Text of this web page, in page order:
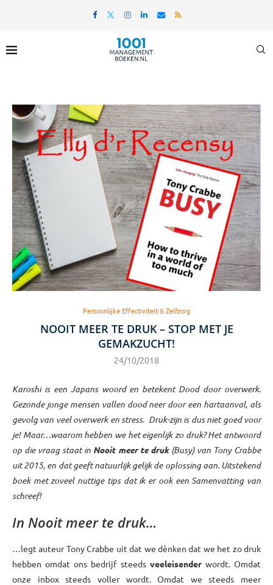
Persoonlijke Effectiviteit & Zelfzorg
NOOIT MEER TE DRUK – STOP MET JE
GEMAKZUCHT!
24/10/2018
Karoshi is een Japans woord en betekent Dood door overwerk.
Gezonde jonge mensen vallen dood neer door een hartaanval, als
gevolg van veel overwerk en stress. Druk-zijn is dus niet goed voor
je! Maar…waarom hebben we het eigenlijk zo druk? Het antwoord
op die vraag staat in Nooit meer te druk(Busy) van Tony Crabbe
uit 2015, en dat geeft natuurlijk gelijk de oplossing aan. Uitstekend
boek met zoveel nuttige tips dat ik er ook een Samenvatting van
schreef!
In Nooit meer te druk…
…legt auteur Tony Crabbe uit dat we dènken dat we het zo druk
hebben omdat ons bedrijf steeds veeleisenderwordt. Omdat
onze inbox steeds voller wordt. Omdat we steeds meer